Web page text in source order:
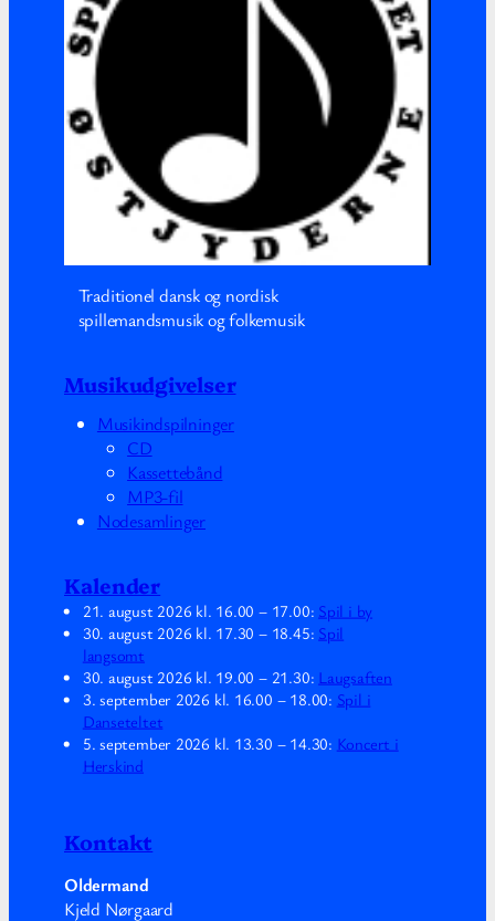
Traditionel dansk og nordisk
spillemandsmusik og folkemusik
Musikudgivelser
Musikindspilninger
CD
Kassettebånd
MP3-fil
Nodesamlinger
Kalender
21. august 2026 kl. 16.00 – 17.00: Spil i by
30. august 2026 kl. 17.30 – 18.45: Spil
langsomt
30. august 2026 kl. 19.00 – 21.30: Laugsaften
3. september 2026 kl. 16.00 – 18.00: Spil i
Danseteltet
5. september 2026 kl. 13.30 – 14.30: Koncert i
Herskind
Kontakt
Oldermand
Kjeld Nørgaard